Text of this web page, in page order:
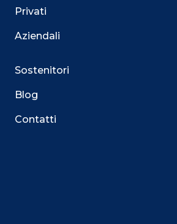
Privati
Aziendali
Sostenitori
Blog
Contatti